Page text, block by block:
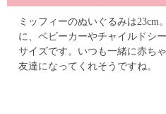
ミッフィーのぬいぐるみは23cm
に、 ベビーカーやチャイルドシ
サイズです。 いつも一緒に赤ち
友達になってくれそうですね。